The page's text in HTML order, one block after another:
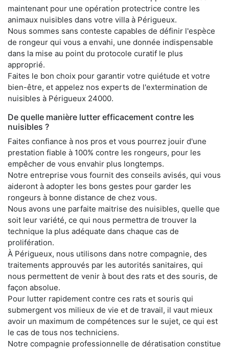
maintenant pour une opération protectrice contre les
animaux nuisibles dans votre villa à Périgueux.
Nous sommes sans conteste capables de définir l'espèce
de rongeur qui vous a envahi, une donnée indispensable
dans la mise au point du protocole curatif le plus
approprié.
Faites le bon choix pour garantir votre quiétude et votre
bien-être, et appelez nos experts de l'extermination de
nuisibles à Périgueux 24000.
De quelle manière lutter efficacement contre les
nuisibles ?
Faites confiance à nos pros et vous pourrez jouir d'une
prestation fiable à 100% contre les rongeurs, pour les
empêcher de vous envahir plus longtemps.
Notre entreprise vous fournit des conseils avisés, qui vous
aideront à adopter les bons gestes pour garder les
rongeurs à bonne distance de chez vous.
Nous avons une parfaite maitrise des nuisibles, quelle que
soit leur variété, ce qui nous permettra de trouver la
technique la plus adéquate dans chaque cas de
prolifération.
À Périgueux, nous utilisons dans notre compagnie, des
traitements approuvés par les autorités sanitaires, qui
nous permettent de venir à bout des rats et des souris, de
façon absolue.
Pour lutter rapidement contre ces rats et souris qui
submergent vos milieux de vie et de travail, il vaut mieux
avoir un maximum de compétences sur le sujet, ce qui est
le cas de tous nos techniciens.
Notre compagnie professionnelle de dératisation constitue